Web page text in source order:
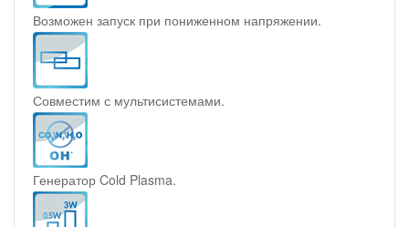
Возможен запуск при пониженном напряжении.
Совместим с мультисистемами.
Генератор Cold Plasma.